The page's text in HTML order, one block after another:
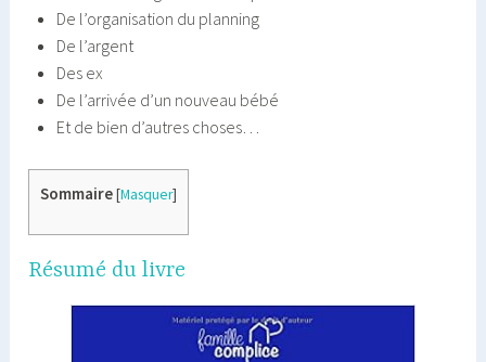
De l’organisation du planning
De l’argent
Des ex
De l’arrivée d’un nouveau bébé
Et de bien d’autres choses…
Sommaire[Masquer]
Résumé du livre